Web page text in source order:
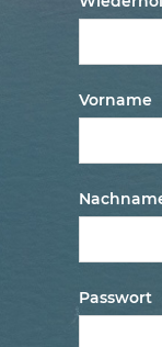
Vorname
Passwort